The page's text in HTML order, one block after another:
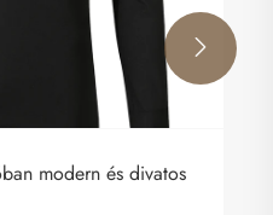
stílusos ruházati
